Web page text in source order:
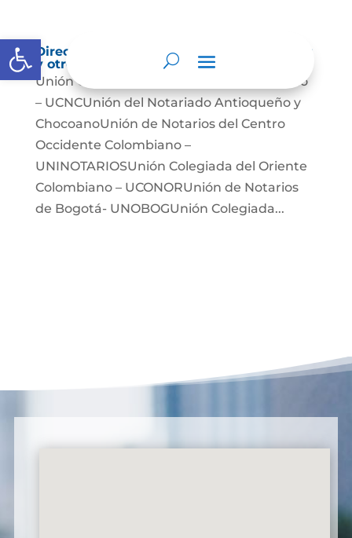
Abrir barra de herramientas
Directorio de agremiaciones, asociaciones
y otros grupos de interés
Unión Colegiada de Notariado Colombiano
– UCNCUnión del Notariado Antioqueño y
ChocoanoUnión de Notarios del Centro
Occidente Colombiano –
UNINOTARIOSUnión Colegiada del Oriente
Colombiano – UCONORUnión de Notarios
de Bogotá- UNOBOGUnión Colegiada...